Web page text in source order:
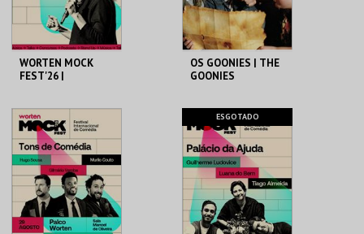
WORTEN MOCK
FEST'26 |
CINEMA SÃO JORGE .
MAIS INFO
COMPRAR
OS GOONIES | THE
GOONIES
CAPITÓLIO.
MAIS INFO
COMPRAR
ESGOTADO